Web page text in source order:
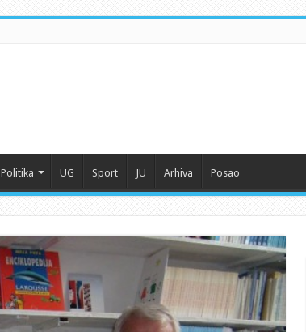
Politika UG Sport JU Arhiva Posao